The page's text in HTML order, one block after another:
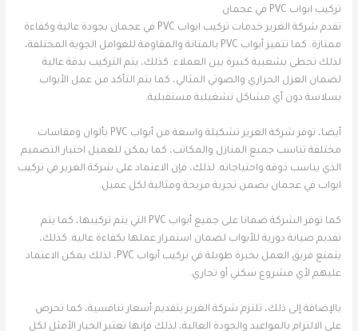
تركيب ابواب PVC في عجمان
تقدم شركة الغرير خدمات تركيب ابواب PVC في عجمان بجودة عالية وكفاءة
ممتازة. كما تتميز أبواب PVC بالمتانة والمقاومة للعوامل الجوية المختلفة،
لذلك تحظى بشعبية كبيرة بين العملاء. كذلك، يتم التركيب بدقة عالية
لضمان العزل الحراري والصوتي المثالي، كما يتم التأكد من عمل الأبواب
بسلاسة دون أي مشاكل تشغيلية مستقبلية.
أيضا، توفر شركة الغرير تشكيلة واسعة من أبواب PVC بألوان ومقاسات
مختلفة تناسب جميع المنازل والمكاتب، كما يمكن للعميل اختيار التصميم
الذي يناسب ذوقه واحتياجاته. لذلك، فإن الاعتماد على شركة الغرير في تركيب
ابواب في عجمان يضمن تجربة مريحة ومثالية لكل عميل.
كما توفر الشركة ضمانا على جميع أبواب PVC التي يتم تركيبها، كما يتم
تقديم صيانة دورية للأبواب لضمان استمرار عملها بكفاءة عالية. كذلك،
يتمتع فريق العمل بخبرة طويلة في تركيب أبواب PVC، لذلك يمكن الاعتماد
عليهم لأي مشروع سكني أو تجاري.
بالإضافة إلى ذلك، تلتزم شركة الغرير بتقديم أسعار تنافسية، كما تحرص
على الالتزام بالمواعيد والجودة العالية، لذلك فإنها تعتبر الخيار الأمثل لكل